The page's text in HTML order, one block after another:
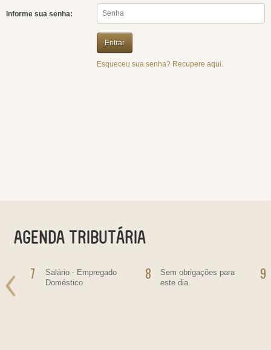
Informe sua senha:
Esqueceu sua senha? Recupere aqui.
7
Salário - Empregado
Doméstico
8
Sem obrigações para
este dia.
9